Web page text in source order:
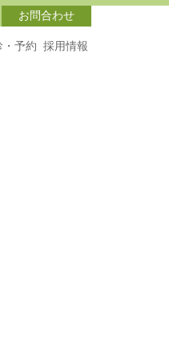
お問合わせ
・予約 採用情報